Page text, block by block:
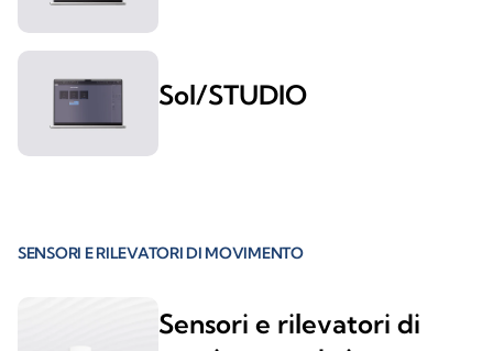
Sol/STUDIO
SENSORI E RILEVATORI DI MOVIMENTO
Sensori e rilevatori di